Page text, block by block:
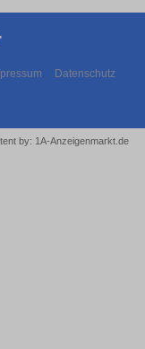
Datenschutz
by: 1A-Anzeigenmarkt.de